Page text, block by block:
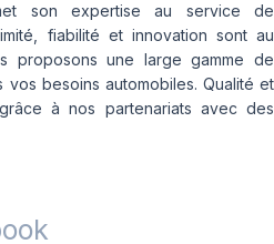
son expertise au service de
fiabilité et innovation sont au
proposons une large gamme de
besoins automobiles. Qualité et
à nos partenariats avec des